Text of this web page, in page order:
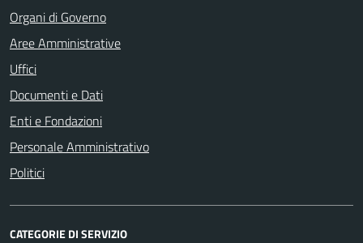
Organi di Governo
Aree Amministrative
Uffici
Documenti e Dati
Enti e Fondazioni
Personale Amministrativo
Politici
CATEGORIE DI SERVIZIO